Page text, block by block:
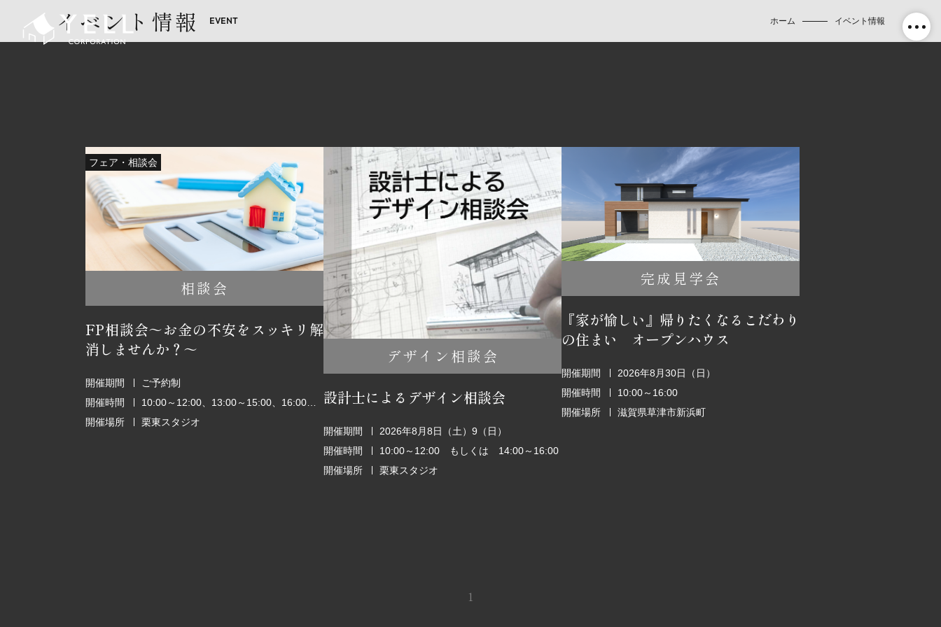
イベント情報 ホーム イベント情報
フェア・相談会
相談会
FP相談会～お金の不安をスッキリ解
消しませんか？～
開催期間
ご予約制
開催時間
開催場所
栗東スタジオ
デザイン相談会
設計士によるデザイン相談会
開催期間
2026年8月8日（土）9（日）
開催時間
10:00～12:00 もしくは 14:00～16:00
開催場所
栗東スタジオ
完成見学会
『家が愉しい』帰りたくなるこだわり
の住まい オープンハウス
開催期間
2026年8月30日（日）
開催時間
10:00～16:00
開催場所
滋賀県草津市新浜町
1